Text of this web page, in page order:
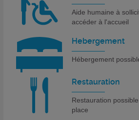
Aide humaine à
accéder à l'accueil
Hebergement
Hébergement
Restauration
Restauration
place